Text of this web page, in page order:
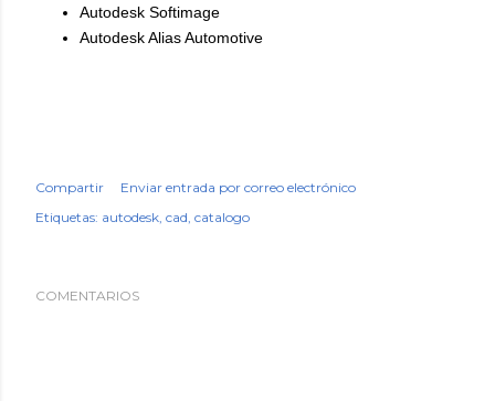
Autodesk Softimage
Autodesk Alias Automotive
Compartir
Enviar entrada por correo electrónico
Etiquetas: autodesk cad catalogo
COMENTARIOS